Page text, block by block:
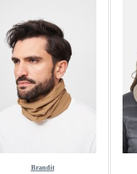
Brandit